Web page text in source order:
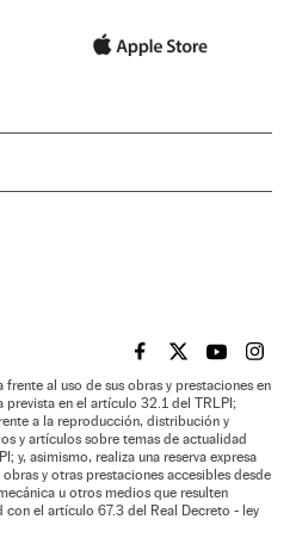
EL PAÍS BRASIL EN
EL PAÍSEL PAÍS
EL
al uso de sus obras y prestaciones en
prevista en el artículo 32.1 del TRLPI;
a la reproducción, distribución y
y artículos sobre temas de actualidad
y, asimismo, realiza una reserva expresa
y otras prestaciones accesibles desde
u otros medios que resulten
el artículo 67.3 del Real Decreto - ley